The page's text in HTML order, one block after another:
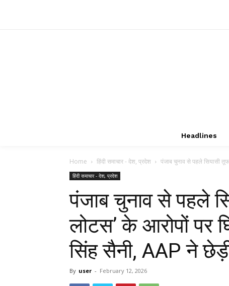
Headlines
Home हिंदी समाचार - देश, प्रदेश पंजाब चुनाव से पहले सियासी
हिंदी समाचार - देश, प्रदेश
पंजाब चुनाव से पहले
लोटस’ के आरोपों पर
सिंह सैनी, AAP ने
By user - February 12, 2026